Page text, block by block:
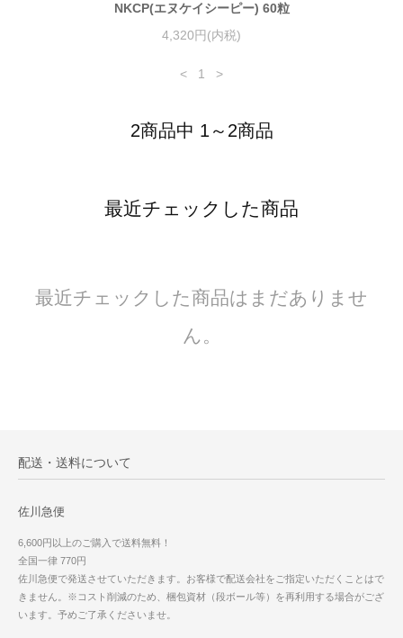
NKCP(エヌケイシーピー) 60粒
4,320円(内税)
< 1 >
2商品中 1～2商品
最近チェックした商品
最近チェックした商品はまだありませ
ん。
配送・送料について
佐川急便
6,600円以上のご購入で送料無料！
全国一律 770円
佐川急便で発送させていただきます。お客様で配送会社をご指定いただくことはで
きません。※コスト削減のため、梱包資材（段ボール等）を再利用する場合がござ
います。予めご了承くださいませ。